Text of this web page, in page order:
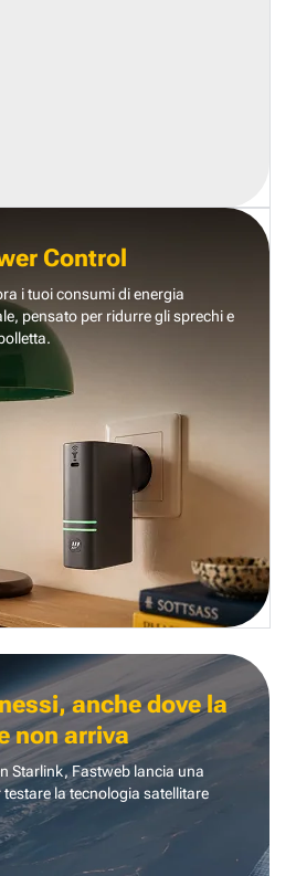
Control
i tuoi consumi di energia
pensato per ridurre gli sprechi e
anche dove la
non arriva
Starlink, Fastweb lancia una
la tecnologia satellitare